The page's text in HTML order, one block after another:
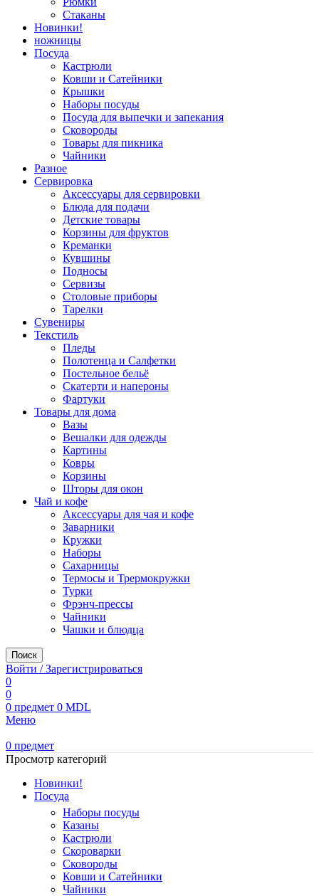
Стаканы
Новинки!
ножницы
Посуда
Кастрюли
Ковши и Сатейники
Крышки
Наборы посуды
Посуда для выпечки и запекания
Сковороды
Товары для пикника
Чайники
Разное
Сервировка
Аксессуары для сервировки
Блюда для подачи
Детские товары
Корзины для фруктов
Креманки
Кувшины
Подносы
Сервизы
Столовые приборы
Тарелки
Сувениры
Текстиль
Пледы
Полотенца и Салфетки
Постельное бельё
Скатерти и напероны
Фартуки
Товары для дома
Вазы
Вешалки для одежды
Картины
Ковры
Корзины
Шторы для окон
Чай и кофе
Аксессуары для чая и кофе
Заварники
Кружки
Наборы
Сахарницы
Термосы и Трермокружки
Турки
Фрэнч-прессы
Чайники
Чашки и блюдца
Поиск
Войти / Зарегистрироваться
0
0
0 предмет 0 MDL
Меню
0 предмет
Просмотр категорий
Новинки!
Посуда
Наборы посуды
Казаны
Кастрюли
Скороварки
Сковороды
Ковши и Сатейники
Чайники